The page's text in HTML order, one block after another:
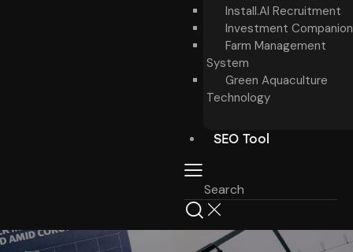
Install.AI Recruitment
Investment
Farm Management
System
Green Aquaculture
Technology
SEO Tool